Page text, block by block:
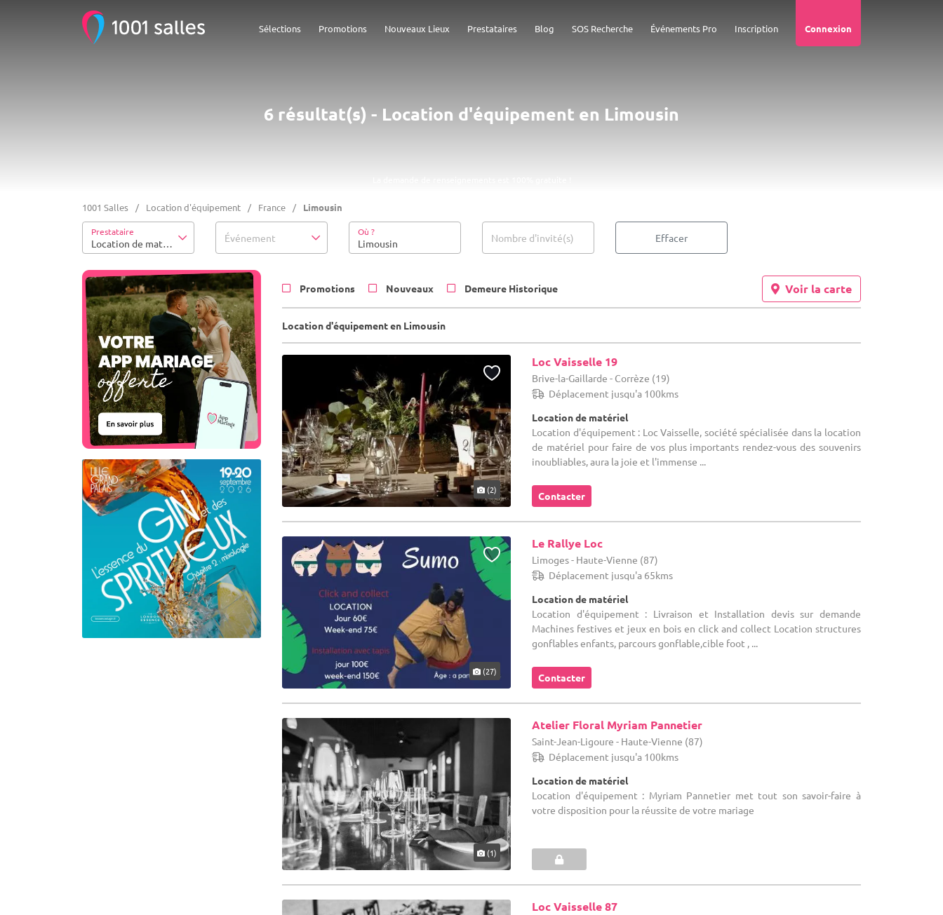
Connexion
Inscription
Événements Pro
SOS Recherche
Blog
Prestataires
Nouveaux Lieux
Promotions
Sélections
6 résultat(s) - Location d'équipement en Limousin
1001 Salles Location d'équipement France Limousin
Prestataire
Location de matériel Événement Où ? Nombre d'invité(s) Effacer
Promotions Nouveaux Demeure Historique Voir la carte
Location d'équipement en Limousin
(2)
Loc Vaisselle 19
Brive-la-Gaillarde - Corrèze (19)
Déplacement jusqu'a 100kms
Location de matériel
Location d'équipement : Loc Vaisselle, société spécialisée dans la location
de matériel pour faire de vos plus importants rendez-vous des souvenirs
inoubliables, aura la joie et l'immense ...
Contacter
(27)
Le Rallye Loc
Limoges - Haute-Vienne (87)
Déplacement jusqu'a 65kms
Location de matériel
Location d'équipement : Livraison et Installation devis sur demande
Machines festives et jeux en bois en click and collect Location structures
gonflables enfants, parcours gonflable,cible foot , ...
Contacter
(1)
Atelier Floral Myriam Pannetier
Saint-Jean-Ligoure - Haute-Vienne (87)
Déplacement jusqu'a 100kms
Location de matériel
Location d'équipement : Myriam Pannetier met tout son savoir-faire à
votre disposition pour la réussite de votre mariage
Loc Vaisselle 87